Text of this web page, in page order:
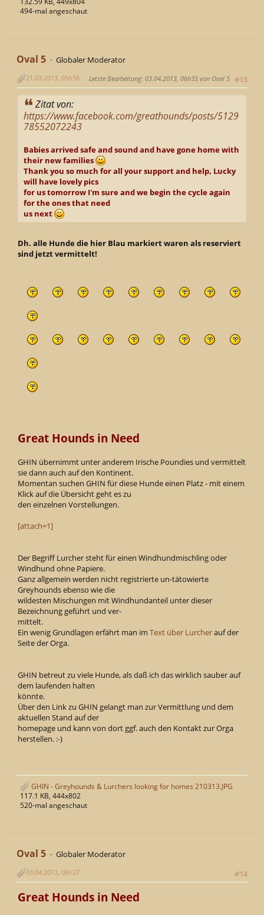
494-mal angeschaut
Oval 5
Globaler Moderator
#13
21.03.2013, 05h56 Letzte Bearbeitung: 03.04.2013, 06h35 von Oval 5
Zitat von:
https://www.facebook.com/greathounds/posts/5129
78552072243
Babies arrived safe and sound and have gone home with
their new families
Thank you so much for all your support and help, Lucky
will have lovely pics
for us tomorrow I'm sure and we begin the cycle again
for the ones that need
us next
Dh. alle Hunde die hier Blau markiert waren als reserviert
sind jetzt vermittelt!
Great Hounds in Need
GHIN übernimmt unter anderem Irische Poundies und vermittelt
sie dann auch auf den Kontinent.
Momentan suchen GHIN für diese Hunde einen Platz - mit einem
Klick auf die Übersicht geht es zu
den einzelnen Vorstellungen.
[attach=1]
Der Begriff Lurcher steht für einen Windhundmischling oder
Windhund ohne Papiere.
Ganz allgemein werden nicht registrierte un-tätowierte
Greyhounds ebenso wie die
wildesten Mischungen mit Windhundanteil unter dieser
Bezeichnung geführt und ver-
mittelt.
Ein wenig Grundlagen erfährt man im Text über Lurcherauf der
Seite der Orga.
GHIN betreut zu viele Hunde, als daß ich das wirklich sauber auf
dem laufenden halten
könnte.
Über den Link zu GHIN gelangt man zur Vermittlung und dem
aktuellen Stand auf der
homepage und kann von dort ggf. auch den Kontakt zur Orga
herstellen. :-)
GHIN - Greyhounds & Lurchers looking for homes 210313.JPG
117.1 KB, 444x802
520-mal angeschaut
Oval 5
Globaler Moderator
#14
03.04.2013, 06h27
Great Hounds in Need